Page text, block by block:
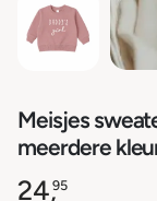
Meisjes
meerdere
24,95